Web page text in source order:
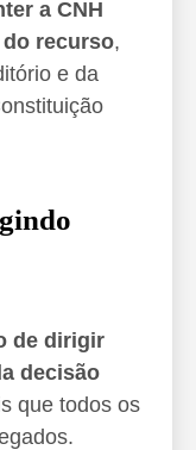
a CNH
recurso,
e da
de dirigir
decisão
que todos os